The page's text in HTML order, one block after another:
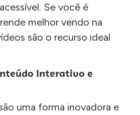
Se você é
melhor vendo na
são o recurso ideal
Interativo e
uma forma inovadora e